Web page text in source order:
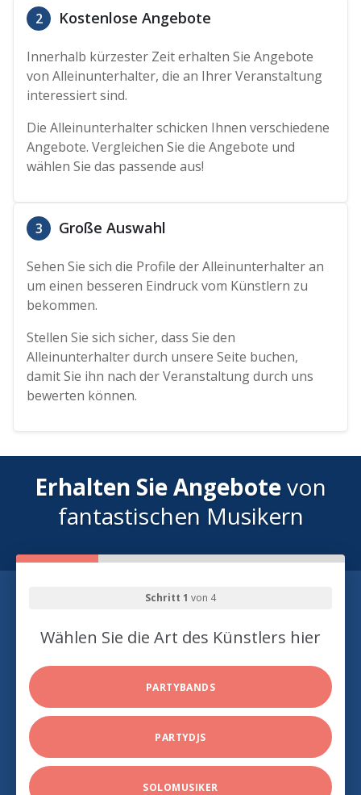
2 Kostenlose Angebote
Innerhalb kürzester Zeit erhalten Sie Angebote
von Alleinunterhalter, die an Ihrer Veranstaltung
interessiert sind.
Die Alleinunterhalter schicken Ihnen verschiedene
Angebote. Vergleichen Sie die Angebote und
wählen Sie das passende aus!
3 Große Auswahl
Sehen Sie sich die Profile der Alleinunterhalter an
um einen besseren Eindruck vom Künstlern zu
bekommen.
Stellen Sie sich sicher, dass Sie den
Alleinunterhalter durch unsere Seite buchen,
damit Sie ihn nach der Veranstaltung durch uns
bewerten können.
Erhalten Sie Angebotevon
fantastischen Musikern
Schritt 1 von 4
Wählen Sie die Art des Künstlers hier
PARTYBANDS
PARTYDJS
SOLOMUSIKER